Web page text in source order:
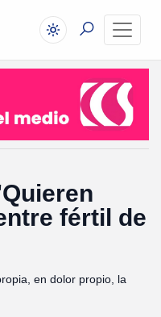
fértil de
en dolor propio, la